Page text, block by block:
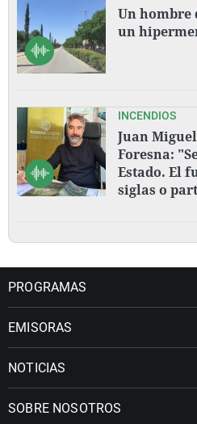
Un hombre
un
INCENDIOS
Juan
Foresna:
Estado. El
siglas o
PROGRAMAS
EMISORAS
NOTICIAS
SOBRE NOSOTROS